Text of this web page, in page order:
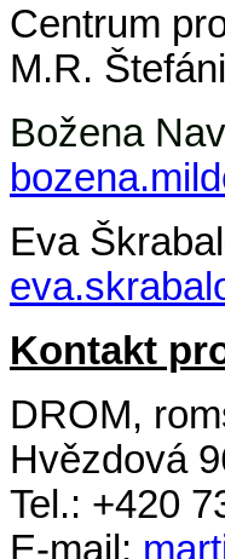
Centrum
M.R.
Božena
Eva
Kontakt
DROM,
Hvězdová
Tel.: +420
E-mail: